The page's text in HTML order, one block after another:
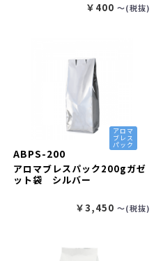
￥400 〜(税抜)
アロマ
ブレス
パック
ABPS-200
アロマブレスパック200gガゼ
ット袋 シルバー
￥3,450 〜(税抜)